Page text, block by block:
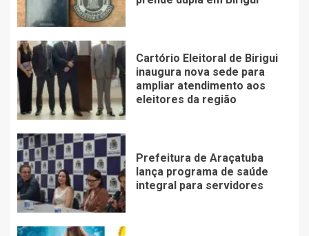
Cartório Eleitoral de Birigui
inaugura nova sede para
ampliar atendimento aos
eleitores da região
Prefeitura de Araçatuba
lança programa de saúde
integral para servidores